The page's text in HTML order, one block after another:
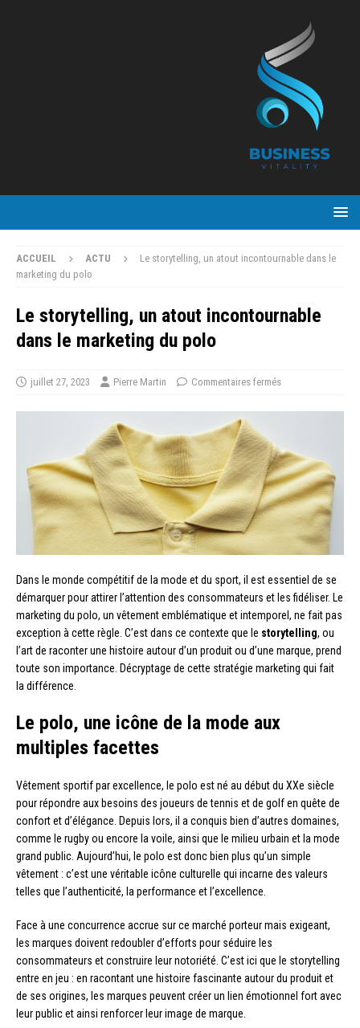
ACCUEIL ACTU
Le storytelling, un atout incontournable dans le
marketing du polo
Le storytelling, un atout incontournable
dans le marketing du polo
juillet 27, 2023 Pierre Martin Commentaires fermés
Dans le monde compétitif de la mode et du sport, il est essentiel de se
démarquer pour attirer l’attention des consommateurs et les fidéliser. Le
marketing du polo, un vêtement emblématique et intemporel, ne fait pas
exception à cette règle. C’est dans ce contexte que le storytelling, ou
l’art de raconter une histoire autour d’un produit ou d’une marque, prend
toute son importance. Décryptage de cette stratégie marketing qui fait
la différence.
Le polo, une icône de la mode aux
multiples facettes
Vêtement sportif par excellence, le polo est né au début du XXe siècle
pour répondre aux besoins des joueurs de tennis et de golf en quête de
confort et d’élégance. Depuis lors, il a conquis bien d’autres domaines,
comme le rugby ou encore la voile, ainsi que le milieu urbain et la mode
grand public. Aujourd’hui, le polo est donc bien plus qu’un simple
vêtement : c’est une véritable icône culturelle qui incarne des valeurs
telles que l’authenticité, la performance et l’excellence.
Face à une concurrence accrue sur ce marché porteur mais exigeant,
les marques doivent redoubler d’efforts pour séduire les
consommateurs et construire leur notoriété. C’est ici que le storytelling
entre en jeu : en racontant une histoire fascinante autour du produit et
de ses origines, les marques peuvent créer un lien émotionnel fort avec
leur public et ainsi renforcer leur image de marque.